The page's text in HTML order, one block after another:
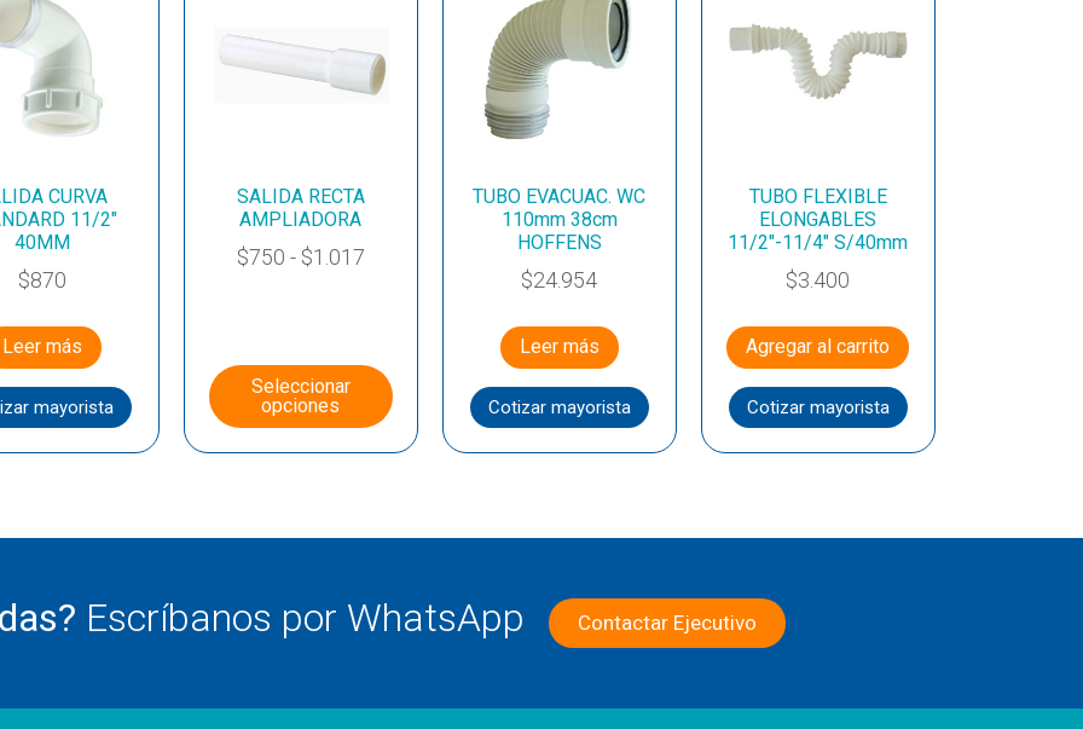
CURVA
11/2″
40MM
$870
Leer más
mayorista
SALIDA RECTA
AMPLIADORA
$750 - $1.017
Seleccionar
opciones
TUBO EVACUAC. WC
110mm 38cm
HOFFENS
$24.954
Leer más
Cotizar mayorista
TUBO FLEXIBLE
ELONGABLES
11/2″-11/4″ S/40mm
$3.400
Agregar al carrito
Cotizar mayorista
Escríbanos por WhatsApp Contactar Ejecutivo